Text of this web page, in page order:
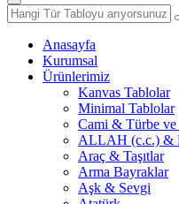
Anasayfa
Kurumsal
Ürünlerimiz
Kanvas Tablolar
Minimal Tablolar
Cami & Türbe
ALLAH (c.c.) &
Araç & Taşıtlar
Arma Bayraklar
Aşk & Sevgi